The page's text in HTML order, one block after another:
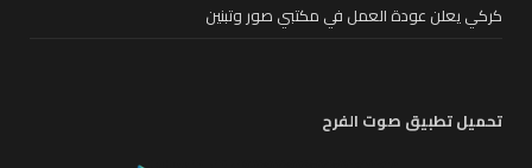
كركي يعلن عودة العمل في مكتبي صور وتبنين
تحميل تطبيق صوت الفرح